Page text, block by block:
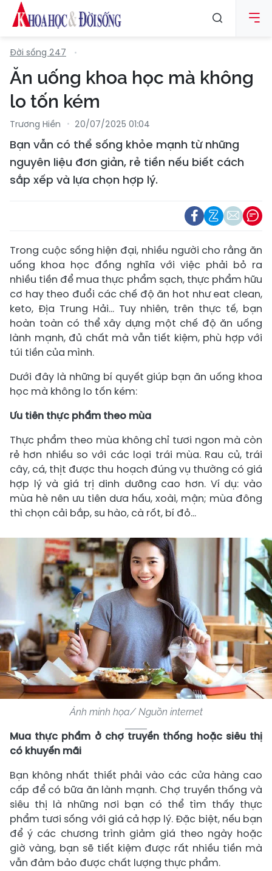
Đời sống 247
Ăn uống khoa học mà không
lo tốn kém
Trương Hiền 20/07/2025 01:04
Bạn vẫn có thể sống khỏe mạnh từ những
nguyên liệu đơn giản, rẻ tiền nếu biết cách
sắp xếp và lựa chọn hợp lý.
Trong cuộc sống hiện đại, nhiều người cho rằng ăn
uống khoa học đồng nghĩa với việc phải bỏ ra
nhiều tiền để mua thực phẩm sạch, thực phẩm hữu
cơ hay theo đuổi các chế độ ăn hot như eat clean,
keto, Địa Trung Hải… Tuy nhiên, trên thực tế, bạn
hoàn toàn có thể xây dựng một chế độ ăn uống
lành mạnh, đủ chất mà vẫn tiết kiệm, phù hợp với
túi tiền của mình.
Dưới đây là những bí quyết giúp bạn ăn uống khoa
học mà không lo tốn kém:
Ưu tiên thực phẩm theo mùa
Thực phẩm theo mùa không chỉ tươi ngon mà còn
rẻ hơn nhiều so với các loại trái mùa. Rau củ, trái
cây, cá, thịt được thu hoạch đúng vụ thường có giá
hợp lý và giá trị dinh dưỡng cao hơn. Ví dụ: vào
mùa hè nên ưu tiên dưa hấu, xoài, mận; mùa đông
thì chọn cải bắp, su hào, cà rốt, bí đỏ…
Ảnh minh họa/ Nguồn internet
Mua thực phẩm ở chợ truyền thống hoặc siêu thị
có khuyến mãi
Bạn không nhất thiết phải vào các cửa hàng cao
cấp để có bữa ăn lành mạnh. Chợ truyền thống và
siêu thị là những nơi bạn có thể tìm thấy thực
phẩm tươi sống với giá cả hợp lý. Đặc biệt, nếu bạn
để ý các chương trình giảm giá theo ngày hoặc
giờ vàng, bạn sẽ tiết kiệm được rất nhiều tiền mà
vẫn đảm bảo được chất lượng thực phẩm.